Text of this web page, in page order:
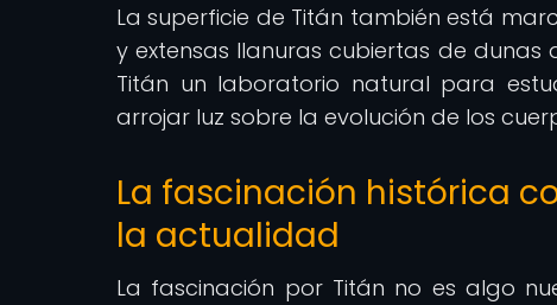
La superficie de Titán también está
y extensas llanuras cubiertas de
Titán un laboratorio natural para
arrojar luz sobre la evolución de los
La fascinación histórica
la actualidad
La fascinación por Titán no es algo